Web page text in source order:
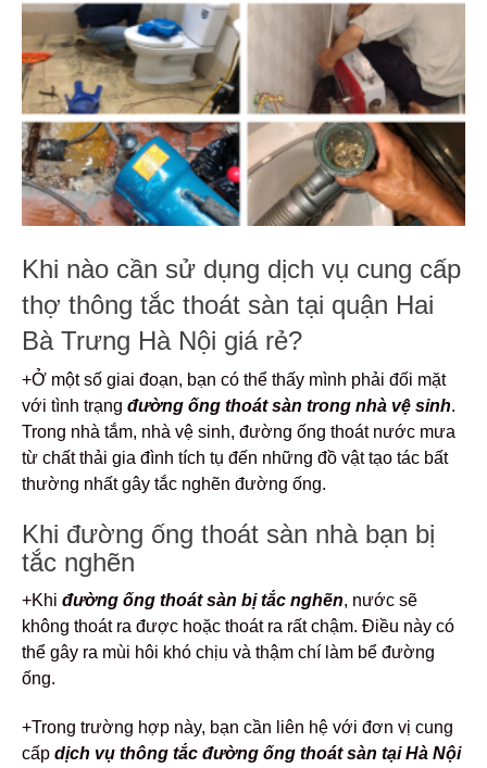
Khi nào cần sử dụng dịch vụ cung cấp
thợ thông tắc thoát sàn tại quận Hai
Bà Trưng Hà Nội giá rẻ?
+Ở một số giai đoạn, bạn có thể thấy mình phải đối mặt
với tình trạng đường ống thoát sàn trong nhà vệ sinh.
Trong nhà tắm, nhà vệ sinh, đường ống thoát nước mưa
từ chất thải gia đình tích tụ đến những đồ vật tạo tác bất
thường nhất gây tắc nghẽn đường ống.
Khi đường ống thoát sàn nhà bạn bị
tắc nghẽn
+Khi đường ống thoát sàn bị tắc nghẽn, nước sẽ
không thoát ra được hoặc thoát ra rất chậm. Điều này có
thể gây ra mùi hôi khó chịu và thậm chí làm bể đường
ống.
+Trong trường hợp này, bạn cần liên hệ với đơn vị cung
cấp dịch vụ thông tắc đường ống thoát sàn tại Hà Nội